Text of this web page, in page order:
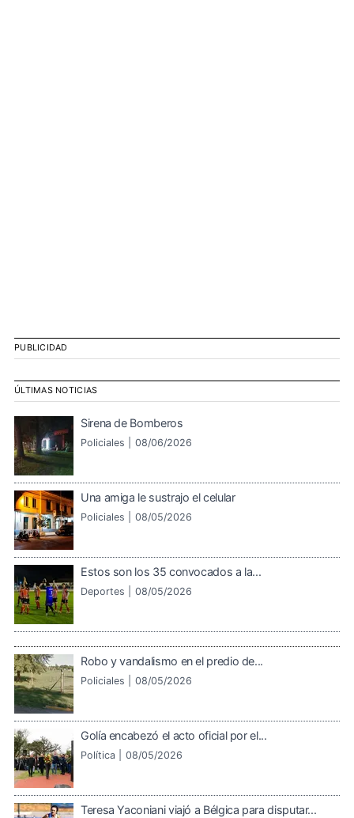
PUBLICIDAD
ÚLTIMAS NOTICIAS
Sirena de Bomberos
Policiales | 08/06/2026
Una amiga le sustrajo el celular
Policiales | 08/05/2026
Estos son los 35 convocados a la...
Deportes | 08/05/2026
Robo y vandalismo en el predio de...
Policiales | 08/05/2026
Golía encabezó el acto oficial por el...
Política | 08/05/2026
Teresa Yaconiani viajó a Bélgica para disputar...